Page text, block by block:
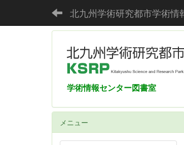
北九州学術研究都市学術情
学術情報センター図書室
メニュー